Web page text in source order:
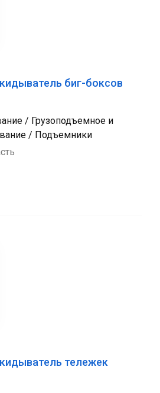
биг-боксов
/ Грузоподъемное и
/ Подъемники
тележек